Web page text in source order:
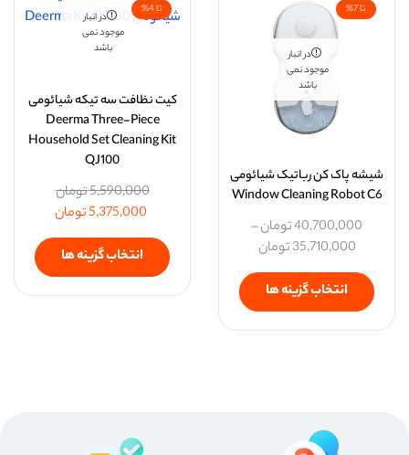
تا 7%
در انبار
موجود نمی
باشد
شیشه پاک کن رباتیک شیائومی
Window Cleaning Robot C6
40,700,000تومان–
35,710,000تومان
انتخاب گزینه ها
تا 4%
در انبار
موجود نمی
باشد
کیت نظافت سه تیکه شیائومی
Deerma Three-Piece
Household Set Cleaning Kit
QJ100
5,590,000تومان
5,375,000تومان
انتخاب گزینه ها